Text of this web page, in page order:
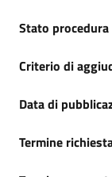
su
Stato procedura
Criterio di
Data di
Termine